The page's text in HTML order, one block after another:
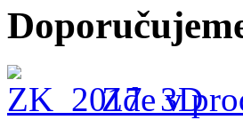
Zde v